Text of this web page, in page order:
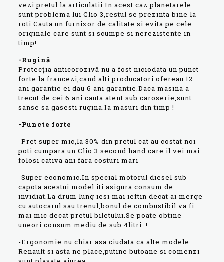
vezi pretul la articulatii.In acest caz planetarele
sunt problema lui Clio 3,restul se prezinta bine la
roti.Cauta un furnizor de calitate si evita pe cele
originale care sunt si scumpe si nerezistente in
timp!
-Rugină
Protecția anticorozivă nu a fost niciodata un punct
forte la francezi,cand alti producatori ofereau 12
ani garantie ei dau 6 ani garantie.Daca masina a
trecut de cei 6 ani cauta atent sub caroserie,sunt
sanse sa gasesti rugina.Ia masuri din timp !
-Puncte forte
-Pret super mic,la 30% din pretul cat au costat noi
poti cumpara un Clio 3 second hand care il vei mai
folosi cativa ani fara costuri mari
-Super economic.In special motorul diesel sub
capota acestui model iti asigura consum de
invidiat.La drum lung iesi mai ieftin decat ai merge
cu autocarul sau trenul,bonul de combustibil va fi
mai mic decat pretul biletului.Se poate obtine
uneori consum mediu de sub 4litri !
-Ergonomie nu chiar asa ciudata ca alte modele
Renault si asta ne place,putine butoane si comenzi